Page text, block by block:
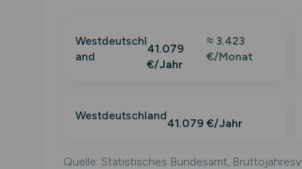
Westdeutschl
and
41.079
€/Jahr
≈ 3.423
€/Monat
Westdeutschland
41.079 €/Jahr
Quelle: Statistisches Bundesamt,